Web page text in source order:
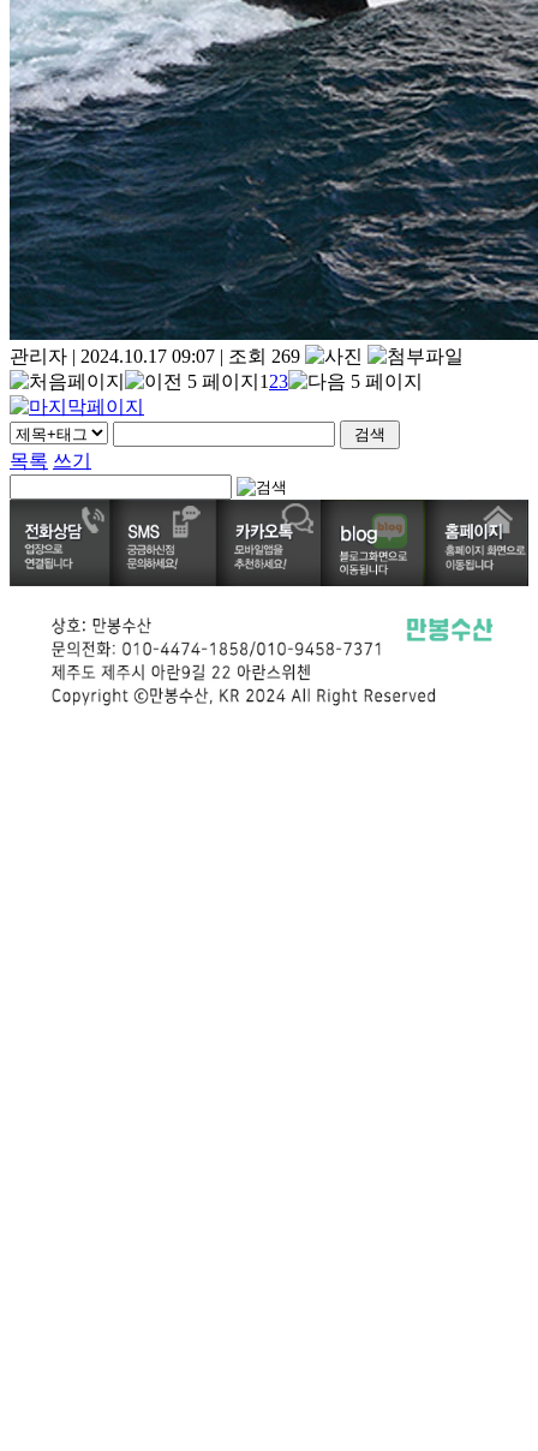
관리자 | 2024.10.17 09:07 | 조회 269
1 23
목록 쓰기